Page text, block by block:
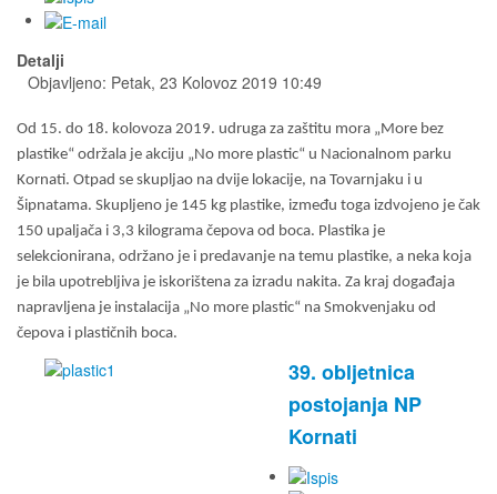
Detalji
Objavljeno: Petak, 23 Kolovoz 2019 10:49
Od 15. do 18. kolovoza 2019. udruga za zaštitu mora „More bez
plastike“ održala je akciju „No more plastic“ u Nacionalnom parku
Kornati. Otpad se skupljao na dvije lokacije, na Tovarnjaku i u
Šipnatama. Skupljeno je 145 kg plastike, između toga izdvojeno je čak
150 upaljača i 3,3 kilograma čepova od boca. Plastika je
selekcionirana, održano je i predavanje na temu plastike, a neka koja
je bila upotrebljiva je iskorištena za izradu nakita. Za kraj događaja
napravljena je instalacija „No more plastic“ na Smokvenjaku od
čepova i plastičnih boca.
39. obljetnica
postojanja NP
Kornati